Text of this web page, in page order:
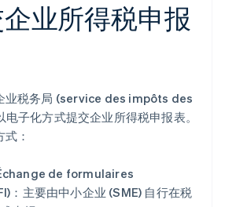
业所得税申报
业税务局 (service des impôts des
子化方式提交企业所得税申报表。
：
de formulaires
：主要由中小企业 (SME) 自行在税